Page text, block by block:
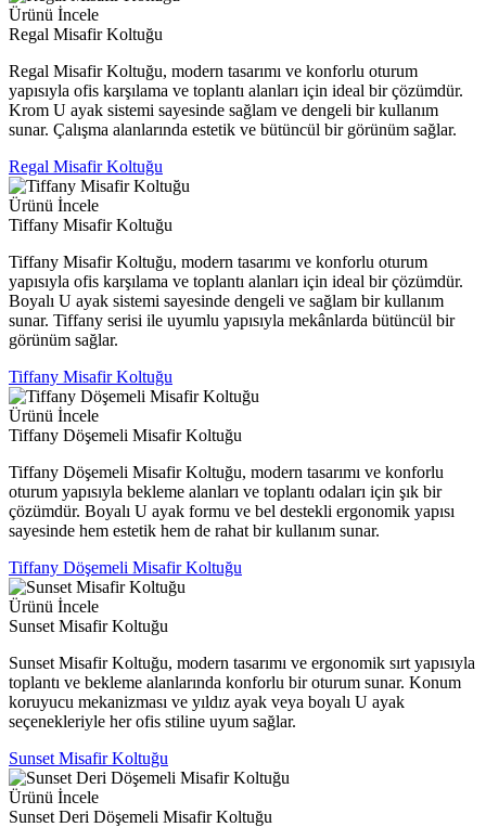
Ürünü İncele
Regal Misafir Koltuğu
Regal Misafir Koltuğu, modern tasarımı ve konforlu oturum
yapısıyla ofis karşılama ve toplantı alanları için ideal bir çözümdür.
Krom U ayak sistemi sayesinde sağlam ve dengeli bir kullanım
sunar. Çalışma alanlarında estetik ve bütüncül bir görünüm sağlar.
Regal Misafir Koltuğu
Ürünü İncele
Tiffany Misafir Koltuğu
Tiffany Misafir Koltuğu, modern tasarımı ve konforlu oturum
yapısıyla ofis karşılama ve toplantı alanları için ideal bir çözümdür.
Boyalı U ayak sistemi sayesinde dengeli ve sağlam bir kullanım
sunar. Tiffany serisi ile uyumlu yapısıyla mekânlarda bütüncül bir
görünüm sağlar.
Tiffany Misafir Koltuğu
Ürünü İncele
Tiffany Döşemeli Misafir Koltuğu
Tiffany Döşemeli Misafir Koltuğu, modern tasarımı ve konforlu
oturum yapısıyla bekleme alanları ve toplantı odaları için şık bir
çözümdür. Boyalı U ayak formu ve bel destekli ergonomik yapısı
sayesinde hem estetik hem de rahat bir kullanım sunar.
Tiffany Döşemeli Misafir Koltuğu
Ürünü İncele
Sunset Misafir Koltuğu
Sunset Misafir Koltuğu, modern tasarımı ve ergonomik sırt yapısıyla
toplantı ve bekleme alanlarında konforlu bir oturum sunar. Konum
koruyucu mekanizması ve yıldız ayak veya boyalı U ayak
seçenekleriyle her ofis stiline uyum sağlar.
Sunset Misafir Koltuğu
Ürünü İncele
Sunset Deri Döşemeli Misafir Koltuğu